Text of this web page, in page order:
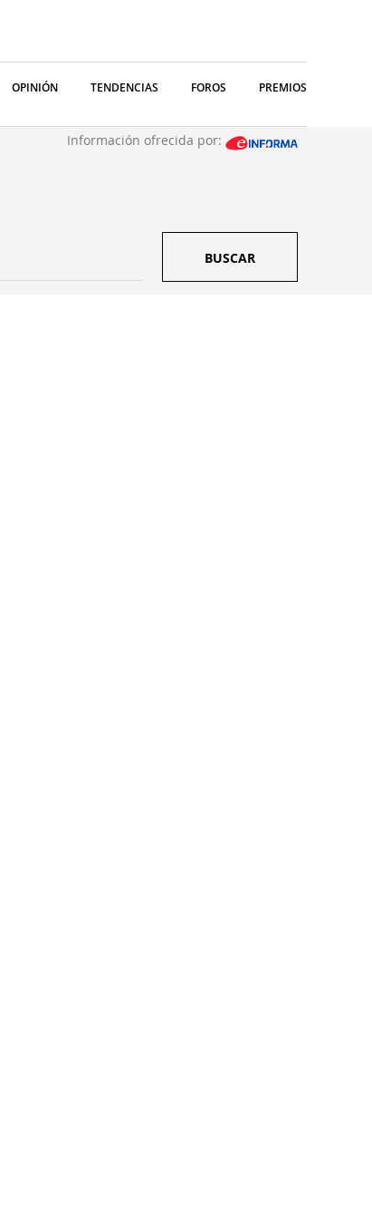
OPINIÓN TENDENCIAS FOROS PREMIOS
Información ofrecida por:
BUSCAR